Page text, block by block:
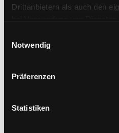
Drittanbietern als auch den
(Länder außerhalb des EWR
Datenschutzniveau)
ausgeschlossen werden.
Einwilligung erteilen
Schaltfläche „Alle zulassen“
Notwendig
Präferenzen
Statistiken
Standort 3: